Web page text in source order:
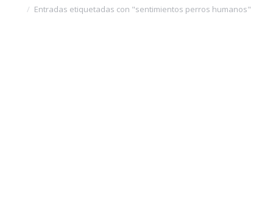
Entradas etiquetadas con "sentimientos perros humanos"